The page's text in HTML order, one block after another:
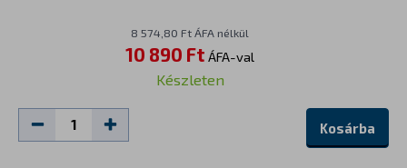
8 574,80 Ft ÁFA nélkül
10 890 Ft ÁFA-val
Készleten
Kosárba